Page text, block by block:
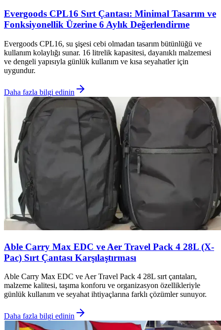
Evergoods CPL16 Sırt Çantası: Minimal Tasarım ve
Fonksiyonellik Üzerine 6 Aylık Değerlendirme
Evergoods CPL16, su şişesi cebi olmadan tasarım bütünlüğü ve
kullanım kolaylığı sunar. 16 litrelik kapasitesi, dayanıklı malzemesi
ve dengeli yapısıyla günlük kullanım ve kısa seyahatler için
uygundur.
Daha fazla bilgi edinin
Able Carry Max EDC ve Aer Travel Pack 4 28L (X-
Pac) Sırt Çantası Karşılaştırması
Able Carry Max EDC ve Aer Travel Pack 4 28L sırt çantaları,
malzeme kalitesi, taşıma konforu ve organizasyon özellikleriyle
günlük kullanım ve seyahat ihtiyaçlarına farklı çözümler sunuyor.
Daha fazla bilgi edinin